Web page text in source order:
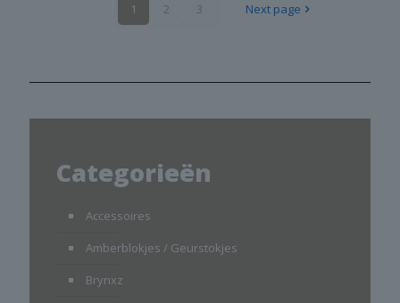
1 2 3 Next page
Categorieën
Accessoires
Amberblokjes / Geurstokjes
Brynxz